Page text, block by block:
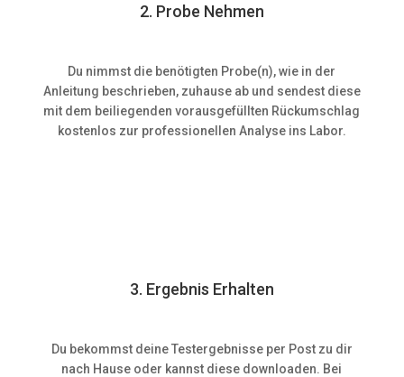
2. Probe Nehmen
Du nimmst die benötigten Probe(n), wie in der
Anleitung beschrieben, zuhause ab und sendest diese
mit dem beiliegenden vorausgefüllten Rückumschlag
kostenlos zur professionellen Analyse ins Labor.
3. Ergebnis Erhalten
Du bekommst deine Testergebnisse per Post zu dir
nach Hause oder kannst diese downloaden. Bei